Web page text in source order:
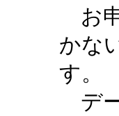
お
かな
す。
デ